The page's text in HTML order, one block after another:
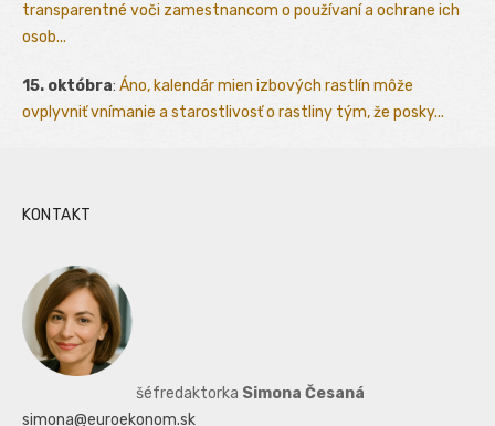
transparentné voči zamestnancom o používaní a ochrane ich
osob...
15. októbra: Áno, kalendár mien izbových rastlín môže
ovplyvniť vnímanie a starostlivosť o rastliny tým, že posky...
KONTAKT
šéfredaktorka Simona Česaná
simona@euroekonom.sk